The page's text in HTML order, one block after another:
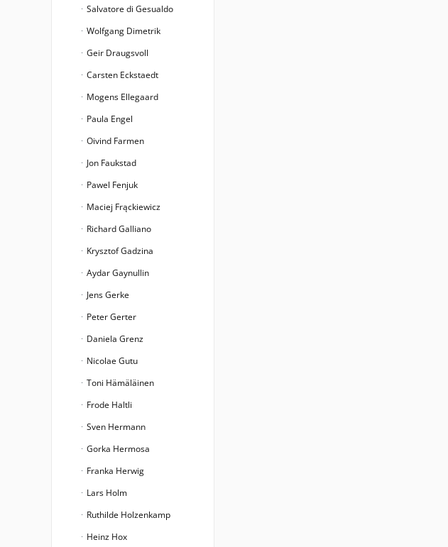
Salvatore di Gesualdo
Wolfgang Dimetrik
Geir Draugsvoll
Carsten Eckstaedt
Mogens Ellegaard
Paula Engel
Oivind Farmen
Jon Faukstad
Pawel Fenjuk
Maciej Frąckiewicz
Richard Galliano
Krysztof Gadzina
Aydar Gaynullin
Jens Gerke
Peter Gerter
Daniela Grenz
Nicolae Gutu
Toni Hämäläinen
Frode Haltli
Sven Hermann
Gorka Hermosa
Franka Herwig
Lars Holm
Ruthilde Holzenkamp
Heinz Hox